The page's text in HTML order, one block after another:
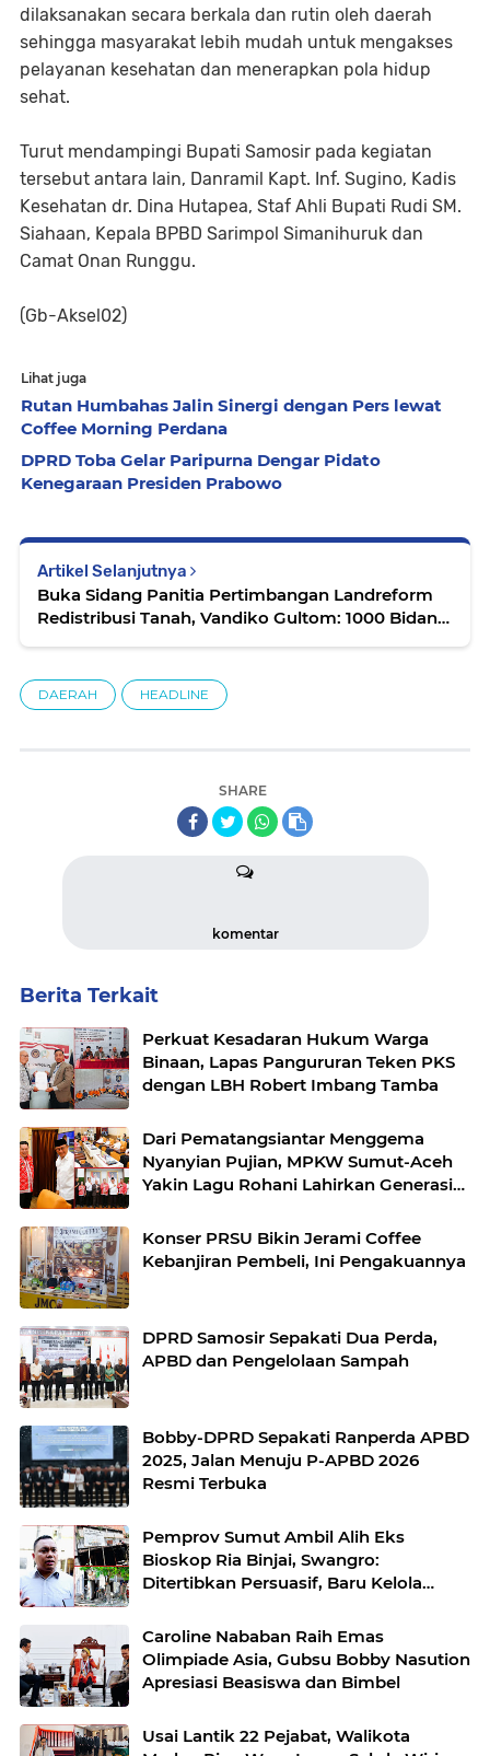
dilaksanakan secara berkala dan rutin oleh daerah
sehingga masyarakat lebih mudah untuk mengakses
pelayanan kesehatan dan menerapkan pola hidup
sehat.
Turut mendampingi Bupati Samosir pada kegiatan
tersebut antara lain, Danramil Kapt. Inf. Sugino, Kadis
Kesehatan dr. Dina Hutapea, Staf Ahli Bupati Rudi SM.
Siahaan, Kepala BPBD Sarimpol Simanihuruk dan
Camat Onan Runggu.
(Gb-Aksel02)
Lihat juga
Rutan Humbahas Jalin Sinergi dengan Pers lewat
Coffee Morning Perdana
DPRD Toba Gelar Paripurna Dengar Pidato
Kenegaraan Presiden Prabowo
Artikel Selanjutnya
Buka Sidang Panitia Pertimbangan Landreform
Redistribusi Tanah, Vandiko Gultom: 1000 Bidang
DAERAH HEADLINE
SHARE
komentar
Berita Terkait
Perkuat Kesadaran Hukum Warga
Binaan, Lapas Pangururan Teken PKS
dengan LBH Robert Imbang Tamba
Dari Pematangsiantar Menggema
Nyanyian Pujian, MPKW Sumut-Aceh
Yakin Lagu Rohani Lahirkan Generasi
Konser PRSU Bikin Jerami Coffee
Kebanjiran Pembeli, Ini Pengakuannya
DPRD Samosir Sepakati Dua Perda,
APBD dan Pengelolaan Sampah
Bobby-DPRD Sepakati Ranperda APBD
2025, Jalan Menuju P-APBD 2026
Resmi Terbuka
Pemprov Sumut Ambil Alih Eks
Bioskop Ria Binjai, Swangro:
Ditertibkan Persuasif, Baru Kelola
Caroline Nababan Raih Emas
Olimpiade Asia, Gubsu Bobby Nasution
Apresiasi Beasiswa dan Bimbel
Usai Lantik 22 Pejabat, Walikota